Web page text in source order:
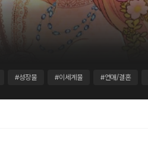
#성장물 #이세계물 #연애/결혼